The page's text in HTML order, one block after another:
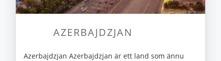
AZERBAJDZJAN
Azerbajdzjan Azerbajdzjan är ett land som ännu